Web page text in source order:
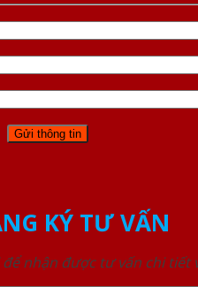
KÝ TƯ VẤN
nhận được tư vấn chi tiết